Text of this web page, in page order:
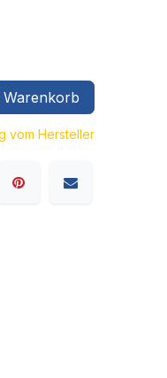
Warenkorb
vom Hersteller